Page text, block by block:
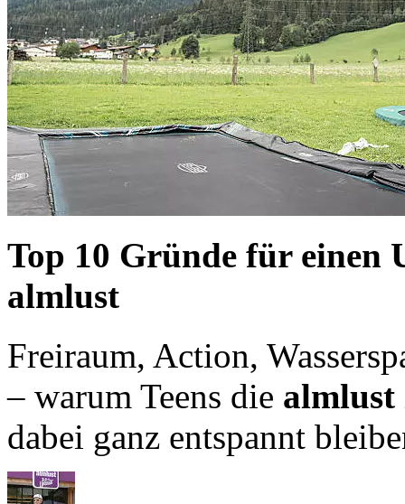
Top 10 Gründe für einen
almlust
Freiraum, Action,
– warum Teens die almlust
dabei ganz entspannt